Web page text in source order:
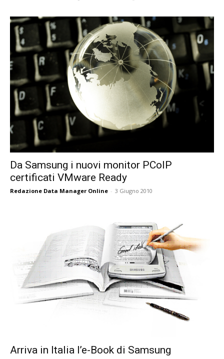
Da Samsung i nuovi monitor PCoIP
certificati VMware Ready
Redazione Data Manager Online - 3 Giugno 2010
Arriva in Italia l’e-Book di Samsung